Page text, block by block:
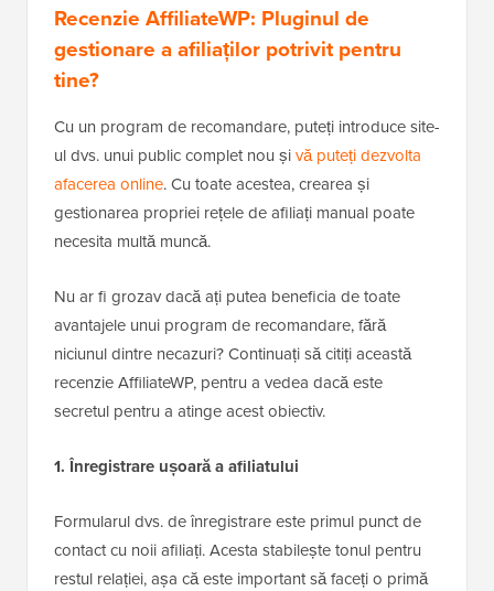
Recenzie AffiliateWP: Pluginul de
gestionare a afiliaților potrivit pentru
tine?
Cu un program de recomandare, puteți introduce site-
ul dvs. unui public complet nou șivă puteți dezvolta
afacerea online. Cu toate acestea, crearea și
gestionarea propriei rețele de afiliați manual poate
necesita multă muncă.
Nu ar fi grozav dacă ați putea beneficia de toate
avantajele unui program de recomandare, fără
niciunul dintre necazuri? Continuați să citiți această
recenzie AffiliateWP, pentru a vedea dacă este
secretul pentru a atinge acest obiectiv.
1. Înregistrare ușoară a afiliatului
Formularul dvs. de înregistrare este primul punct de
contact cu noii afiliați. Acesta stabilește tonul pentru
restul relației, așa că este important să faceți o primă